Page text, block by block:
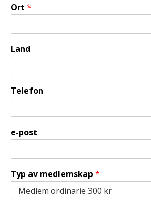
Ort *
Land
Telefon
e-post
Typ av medlemskap *